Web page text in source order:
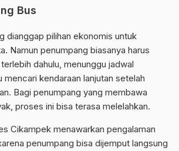
Bus
dianggap pilihan ekonomis untuk
Namun penumpang biasanya harus
dahulu, menunggu jadwal
mencari kendaraan lanjutan setelah
Bagi penumpang yang membawa
proses ini bisa terasa melelahkan.
Cikampek menawarkan pengalaman
penumpang bisa dijemput langsung